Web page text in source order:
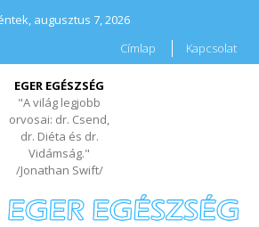
augusztus 7, 2026
Címlap
Kapcsolat
EGER EGÉSZSÉG
"A világ legjobb
orvosai: dr. Csend,
dr. Diéta és dr.
Vidámság."
/Jonathan Swift/